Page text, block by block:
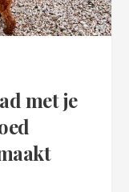
met je